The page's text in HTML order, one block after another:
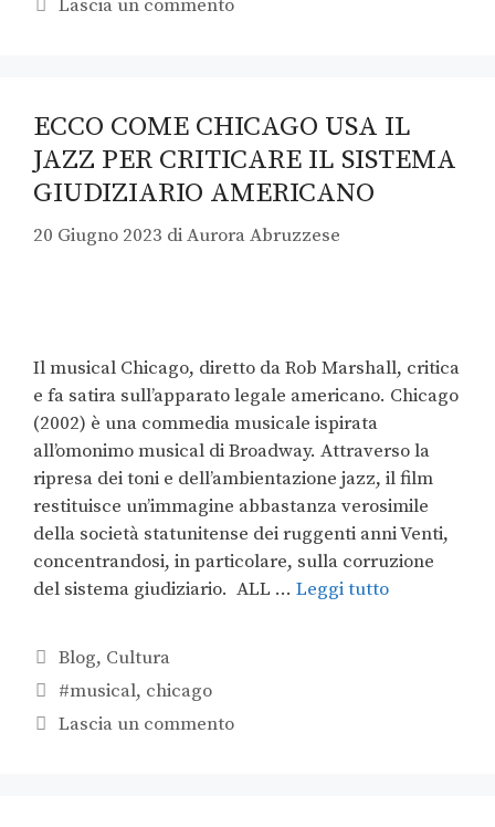
Lascia un commento
ECCO COME CHICAGO USA IL
JAZZ PER CRITICARE IL SISTEMA
GIUDIZIARIO AMERICANO
20 Giugno 2023 diAurora Abruzzese
Il musical Chicago, diretto da Rob Marshall, critica
e fa satira sull’apparato legale americano. Chicago
(2002) è una commedia musicale ispirata
all’omonimo musical di Broadway. Attraverso la
ripresa dei toni e dell’ambientazione jazz, il film
restituisce un’immagine abbastanza verosimile
della società statunitense dei ruggenti anni Venti,
concentrandosi, in particolare, sulla corruzione
del sistema giudiziario. ALL … Leggi tutto
Blog, Cultura
#musical, chicago
Lascia un commento